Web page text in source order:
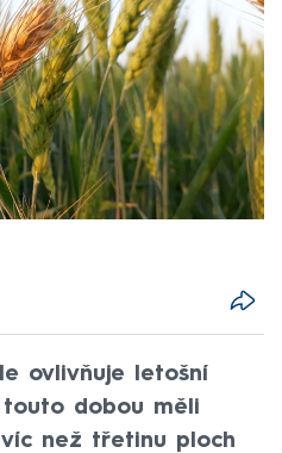
ovlivňuje letošní
dobou měli
než třetinu ploch